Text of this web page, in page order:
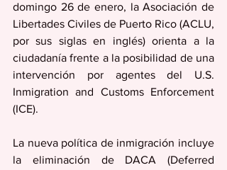
domingo 26 de enero, la Asociación de
Libertades Civiles de Puerto Rico (ACLU,
por sus siglas en inglés) orienta a la
ciudadanía frente a la posibilidad de una
intervención por agentes del U.S.
Inmigration and Customs Enforcement
(ICE).
La nueva política de inmigración incluye
la eliminación de DACA (Deferred